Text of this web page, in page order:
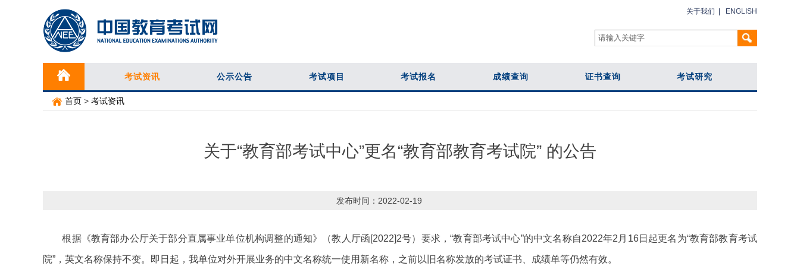
关于我们 ENGLISH
考试资讯 公示公告 考试项目 考试报名 成绩查询 证书查询 考试研究
首页 > 考试资讯
关于“教育部考试中心”更名“教育部教育考试院” 的公告
发布时间： 2022-02-19
根据《教育部办公厅关于部分直属事业单位机构调整的通知》（教人厅函[2022]2号）要求，“教育部考试中心”的中文名称自2022年2月16日起更名为“教育部教育考试
院”，英文名称保持不变。即日起，我单位对外开展业务的中文名称统一使用新名称，之前以旧名称发放的考试证书、成绩单等仍然有效。